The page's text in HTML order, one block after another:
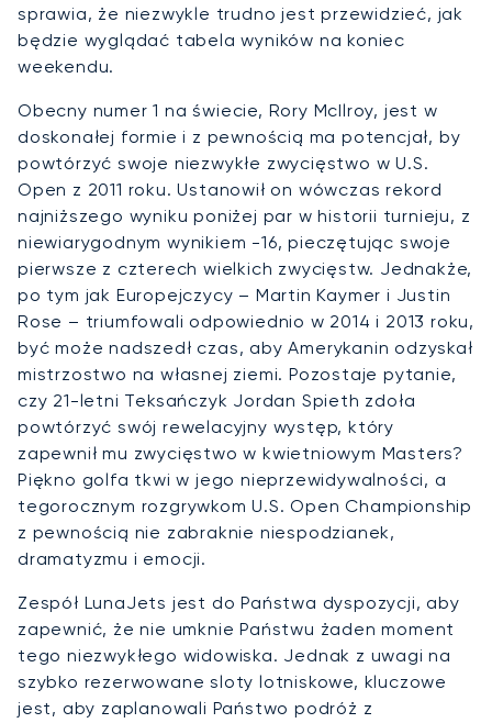
sprawia, że niezwykle trudno jest przewidzieć, jak
będzie wyglądać tabela wyników na koniec
weekendu.
Obecny numer 1 na świecie, Rory McIlroy, jest w
doskonałej formie i z pewnością ma potencjał, by
powtórzyć swoje niezwykłe zwycięstwo w U.S.
Open z 2011 roku. Ustanowił on wówczas rekord
najniższego wyniku poniżej par w historii turnieju, z
niewiarygodnym wynikiem -16, pieczętując swoje
pierwsze z czterech wielkich zwycięstw. Jednakże,
po tym jak Europejczycy – Martin Kaymer i Justin
Rose – triumfowali odpowiednio w 2014 i 2013 roku,
być może nadszedł czas, aby Amerykanin odzyskał
mistrzostwo na własnej ziemi. Pozostaje pytanie,
czy 21-letni Teksańczyk Jordan Spieth zdoła
powtórzyć swój rewelacyjny występ, który
zapewnił mu zwycięstwo w kwietniowym Masters?
Piękno golfa tkwi w jego nieprzewidywalności, a
tegorocznym rozgrywkom U.S. Open Championship
z pewnością nie zabraknie niespodzianek,
dramatyzmu i emocji.
Zespół LunaJets jest do Państwa dyspozycji, aby
zapewnić, że nie umknie Państwu żaden moment
tego niezwykłego widowiska. Jednak z uwagi na
szybko rezerwowane sloty lotniskowe, kluczowe
jest, aby zaplanowali Państwo podróż z